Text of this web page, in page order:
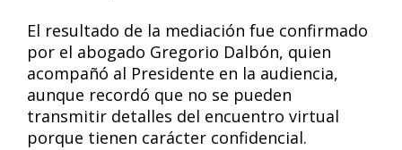
El resultado de la mediación fue confirmado
por el abogado Gregorio Dalbón, quien
acompañó al Presidente en la audiencia,
aunque recordó que no se pueden
transmitir detalles del encuentro virtual
porque tienen carácter confidencial.